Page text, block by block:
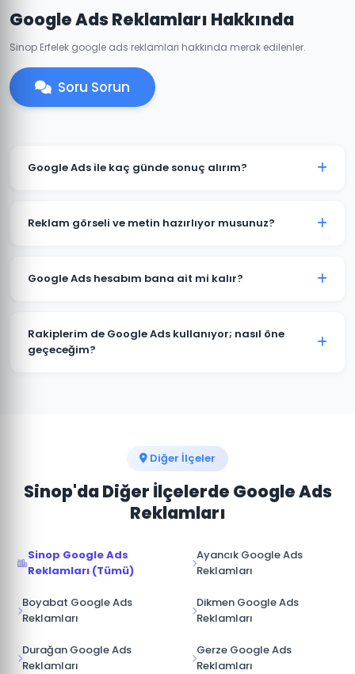
Google Ads Reklamları Hakkında
Sinop Erfelek google ads reklamları hakkında merak edilenler.
Soru Sorun
Google Ads ile kaç günde sonuç alırım?
kampanyası genellikle 7-14 gün içinde anlamlı trafik
Reklam görseli ve metin hazırlıyor musunuz?
görsel tasarımlar ve video reklamlar dahil tüm kreatif
Google Ads hesabım bana ait mi kalır?
müşterimize aittir. Ajans erişimi yönetici (admin)
seviyesinde değil, reklam yöneticisi seviyesinde
Rakiplerim de Google Ads kullanıyor; nasıl öne
geçeceğim?
yöneterek üstünlük sağlıyoruz.
Diğer İlçeler
Sinop'da Diğer İlçelerde Google Ads
Reklamları
Sinop Google Ads
Reklamları (Tümü)
Ayancık Google Ads
Reklamları
Boyabat Google Ads
Reklamları
Dikmen Google Ads
Reklamları
Durağan Google Ads
Reklamları
Gerze Google Ads
Reklamları